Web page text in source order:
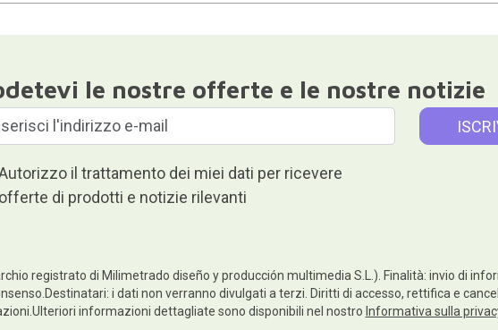
le nostre offerte e le nostre notizie
il trattamento dei miei dati per ricevere
offerte di prodotti e notizie rilevanti
registrato di Milimetrado diseño y producción multimedia S.L.). Finalità: invio di
i dati non verranno divulgati a terzi. Diritti di accesso, rettifica e
informazioni dettagliate sono disponibili nel nostro Informativa sulla